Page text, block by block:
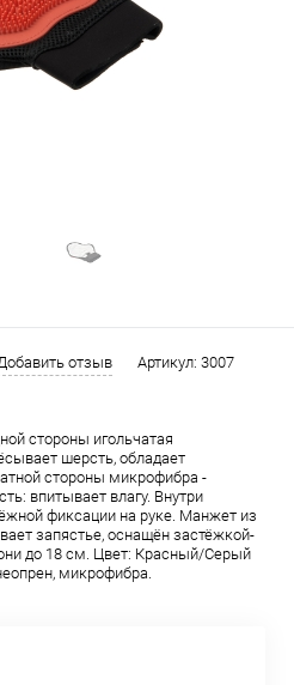
отзыв Артикул: 3007
стороны игольчатая
шерсть, обладает
стороны микрофибра -
впитывает влагу. Внутри
фиксации на руке. Манжет из
запястье, оснащён застёжкой-
до 18 см. Цвет: Красный/Серый
микрофибра.